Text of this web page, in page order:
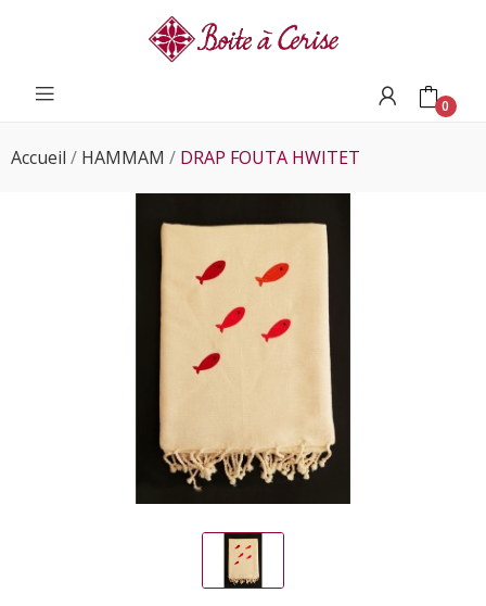
0
Accueil HAMMAM DRAP FOUTA HWITET